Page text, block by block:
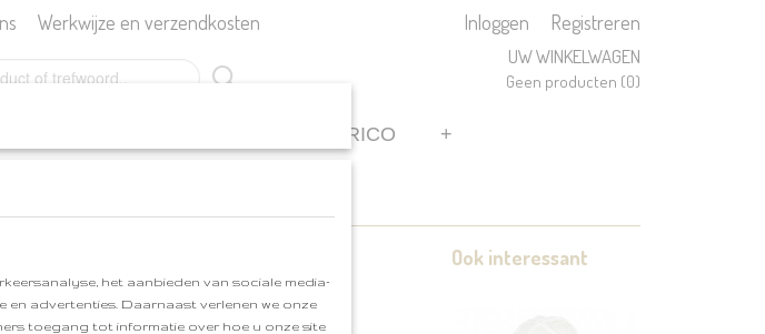
Werkwijze en verzendkosten Inloggen Registreren
UW WINKELWAGEN
Geen producten (0)
RICO +
222 Ook interessant
het aanbieden van sociale media-
en advertenties. Daarnaast verlenen we onze
toegang tot informatie over hoe u onze site